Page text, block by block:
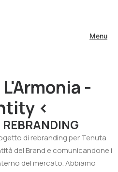
Menu
-
<
di rebranding per Tenuta
del Brand e comunicandone i
del mercato. Abbiamo